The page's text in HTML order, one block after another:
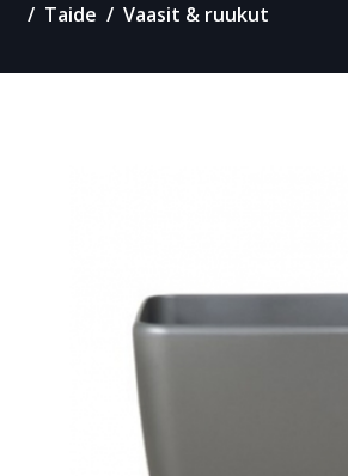
Taide Vaasit & ruukut